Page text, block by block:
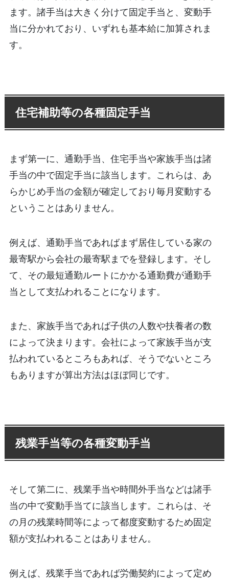
ます。諸手当は大きく分けて固定手当と、変動手
当に分かれており、いずれも基本給に加算されま
す。
住宅補助等の各種固定手当
まず第一に、通勤手当、住宅手当や家族手当は諸
手当の中で固定手当に該当します。これらは、あ
らかじめ手当の金額が確定しており毎月変動する
ということはありません。
例えば、通勤手当であればまず居住している家の
最寄駅から会社の最寄駅までを登録します。そし
て、その最短通勤ルートにかかる通勤費が通勤手
当として支払われることになります。
また、家族手当であれば子供の人数や扶養者の数
によって決まります。会社によって家族手当が支
払われているところもあれば、そうでないところ
もありますが算出方法はほぼ同じです。
残業手当等の各種変動手当
そして第二に、残業手当や時間外手当などは諸手
当の中で変動手当てに該当します。これらは、そ
の月の残業時間等によって都度変動するため固定
額が支払われることはありません。
例えば、残業手当であれば労働契約によって定め